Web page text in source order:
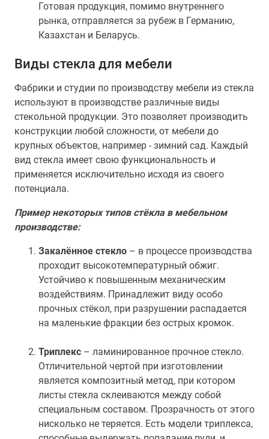
Готовая продукция, помимо внутреннего
рынка, отправляется за рубеж в Германию,
Казахстан и Беларусь.
Виды стекла для мебели
Фабрики и студии по производству мебели из стекла
используют в производстве различные виды
стекольной продукции. Это позволяет производить
конструкции любой сложности, от мебели до
крупных объектов, например - зимний сад. Каждый
вид стекла имеет свою функциональность и
применяется исключительно исходя из своего
потенциала.
Пример некоторых типов стёкла в мебельном
производстве:
Закалённое стекло – в процессе производства
проходит высокотемпературный обжиг.
Устойчиво к повышенным механическим
воздействиям. Принадлежит виду особо
прочных стёкол, при разрушении распадается
на маленькие фракции без острых кромок.
Триплекс – ламинированное прочное стекло.
Отличительной чертой при изготовлении
является композитный метод, при котором
листы стекла склеиваются между собой
специальным составом. Прозрачность от этого
нисколько не теряется. Есть модели триплекса,